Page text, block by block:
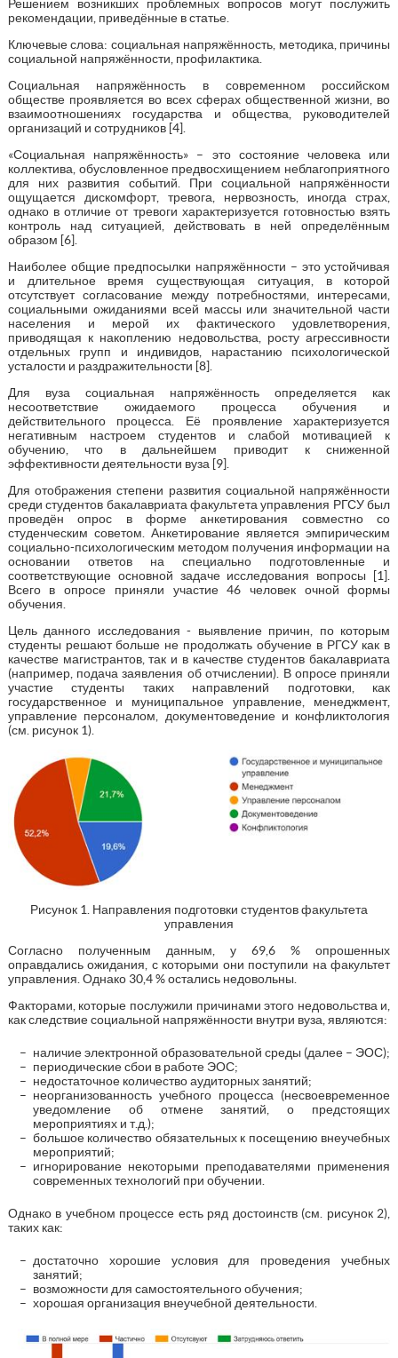
Решением возникших проблемных вопросов могут послужить
рекомендации, приведённые в статье.
Ключевые слова: социальная напряжённость, методика, причины
социальной напряжённости, профилактика.
Социальная напряжённость в современном российском
обществе проявляется во всех сферах общественной жизни, во
взаимоотношениях государства и общества, руководителей
организаций и сотрудников [4].
«Социальная напряжённость» – это состояние человека или
коллектива, обусловленное предвосхищением неблагоприятного
для них развития событий. При социальной напряжённости
ощущается дискомфорт, тревога, нервозность, иногда страх,
однако в отличие от тревоги характеризуется готовностью взять
контроль над ситуацией, действовать в ней определённым
образом [6].
Наиболее общие предпосылки напряжённости – это устойчивая
и длительное время существующая ситуация, в которой
отсутствует согласование между потребностями, интересами,
социальными ожиданиями всей массы или значительной части
населения и мерой их фактического удовлетворения,
приводящая к накоплению недовольства, росту агрессивности
отдельных групп и индивидов, нарастанию психологической
усталости и раздражительности [8].
Для вуза социальная напряжённость определяется как
несоответствие ожидаемого процесса обучения и
действительного процесса. Её проявление характеризуется
негативным настроем студентов и слабой мотивацией к
обучению, что в дальнейшем приводит к сниженной
эффективности деятельности вуза [9].
Для отображения степени развития социальной напряжённости
среди студентов бакалавриата факультета управления РГСУ был
проведён опрос в форме анкетирования совместно со
студенческим советом. Анкетирование является эмпирическим
социально-психологическим методом получения информации на
основании ответов на специально подготовленные и
соответствующие основной задаче исследования вопросы [1].
Всего в опросе приняли участие 46 человек очной формы
обучения.
Цель данного исследования - выявление причин, по которым
студенты решают больше не продолжать обучение в РГСУ как в
качестве магистрантов, так и в качестве студентов бакалавриата
(например, подача заявления об отчислении). В опросе приняли
участие студенты таких направлений подготовки, как
государственное и муниципальное управление, менеджмент,
управление персоналом, документоведение и конфликтология
(см. рисунок 1).
Рисунок 1. Направления подготовки студентов факультета
управления
Согласно полученным данным, у 69,6 % опрошенных
оправдались ожидания, с которыми они поступили на факультет
управления. Однако 30,4 % остались недовольны.
Факторами, которые послужили причинами этого недовольства и,
как следствие социальной напряжённости внутри вуза, являются:
наличие электронной образовательной среды (далее – ЭОС);
периодические сбои в работе ЭОС;
недостаточное количество аудиторных занятий;
неорганизованность учебного процесса (несвоевременное
уведомление об отмене занятий, о предстоящих
мероприятиях и т.д.);
большое количество обязательных к посещению внеучебных
мероприятий;
игнорирование некоторыми преподавателями применения
современных технологий при обучении.
Однако в учебном процессе есть ряд достоинств (см. рисунок 2),
таких как:
достаточно хорошие условия для проведения учебных
занятий;
возможности для самостоятельного обучения;
хорошая организация внеучебной деятельности.